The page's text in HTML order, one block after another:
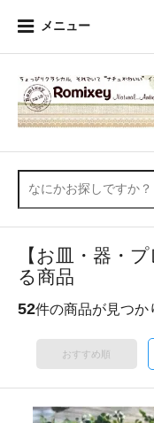
メニュー
【お皿・器・
る商品
52件の商品が見つか
おすすめ順